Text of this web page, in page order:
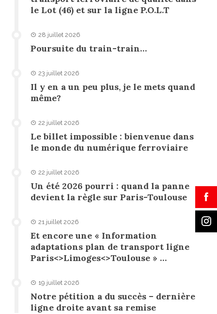
le Lot (46) et sur la ligne P.O.L.T
28 juillet 2026
Poursuite du train-train…
23 juillet 2026
Il y en a un peu plus, je le mets quand
même?
22 juillet 2026
Le billet impossible : bienvenue dans
le monde du numérique ferroviaire
22 juillet 2026
Un été 2026 pourri : quand la panne
devient la règle sur Paris-Toulouse
21 juillet 2026
Et encore une « Information
adaptations plan de transport ligne
Paris<>Limoges<>Toulouse » …
19 juillet 2026
Notre pétition a du succès – dernière
ligne droite avant sa remise